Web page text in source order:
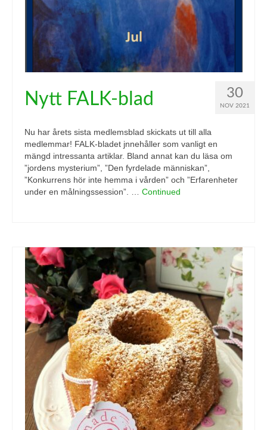
30
NOV 2021
Nytt FALK-blad
Nu har årets sista medlemsblad skickats ut till alla
medlemmar! FALK-bladet jnnehåller som vanligt en
mängd intressanta artiklar. Bland annat kan du läsa om
”jordens mysterium”, ”Den fyrdelade människan”,
”Konkurrens hör inte hemma i vården” och ”Erfarenheter
under en målningssession”. … Continued